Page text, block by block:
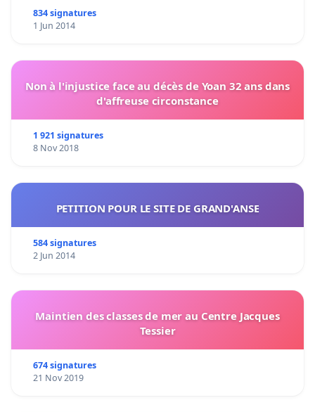
834 signatures
1 Jun 2014
Non à l'injustice face au décès de Yoan 32 ans dans
d'affreuse circonstance
1 921 signatures
8 Nov 2018
PETITION POUR LE SITE DE GRAND'ANSE
584 signatures
2 Jun 2014
Maintien des classes de mer au Centre Jacques
Tessier
674 signatures
21 Nov 2019